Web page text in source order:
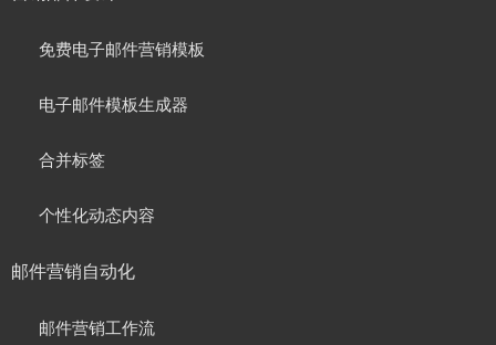
免费电子邮件营销模板
电子邮件模板生成器
合并标签
个性化动态内容
邮件营销自动化
邮件营销工作流